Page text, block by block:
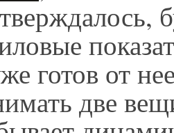
готов от
две